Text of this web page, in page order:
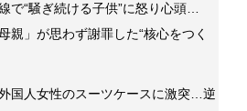
で“騒ぎ続ける子供”に怒り心頭…
親」が思わず謝罪した“核心をつく
国人女性のスーツケースに激突…逆